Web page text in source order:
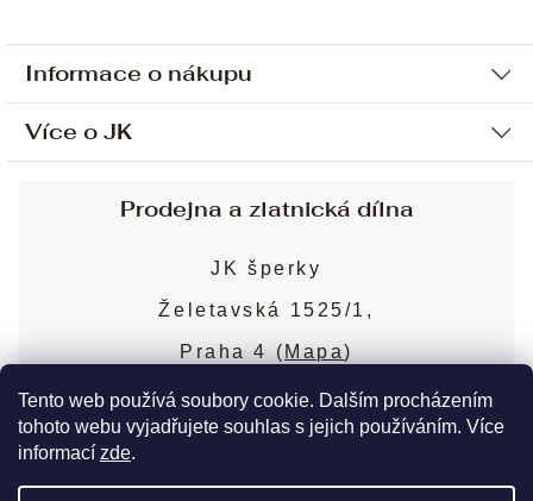
Tento web používá soubory cookie. Dalším procházením
tohoto webu vyjadřujete souhlas s jejich používáním. Více
informací zde.
Informace o nákupu
Ochrana osobních údajů
Sjednání osobní schůzky
Obchodní podmínky
Puncovní značky
Více o JK
Blog
Nejčastější dotazy
Prodejna a zlatnická dílna
JK šperky
Želetavská 1525/1,
Praha 4 ( Mapa)
Více o prodejně
Copyright 2026JK šperky. Všechna práva